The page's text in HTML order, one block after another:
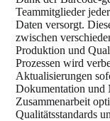
Teammitglieder
Daten versorgt.
zwischen
Produktion und
Prozessen wird
Aktualisierungen
Dokumentation und
Zusammenarbeit
Qualitätsstandards